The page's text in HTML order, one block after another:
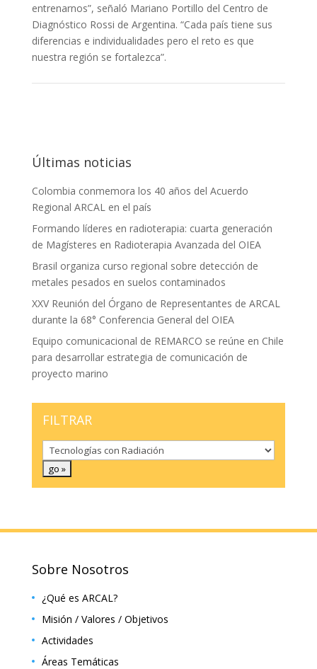
entrenarnos”, señaló Mariano Portillo del Centro de
Diagnóstico Rossi de Argentina. “Cada país tiene sus
diferencias e individualidades pero el reto es que
nuestra región se fortalezca”.
Últimas noticias
Colombia conmemora los 40 años del Acuerdo
Regional ARCAL en el país
Formando líderes en radioterapia: cuarta generación
de Magísteres en Radioterapia Avanzada del OIEA
Brasil organiza curso regional sobre detección de
metales pesados en suelos contaminados
XXV Reunión del Órgano de Representantes de ARCAL
durante la 68° Conferencia General del OIEA
Equipo comunicacional de REMARCO se reúne en Chile
para desarrollar estrategia de comunicación de
proyecto marino
FILTRAR
Sobre Nosotros
¿Qué es ARCAL?
Misión / Valores / Objetivos
Actividades
Áreas Temáticas